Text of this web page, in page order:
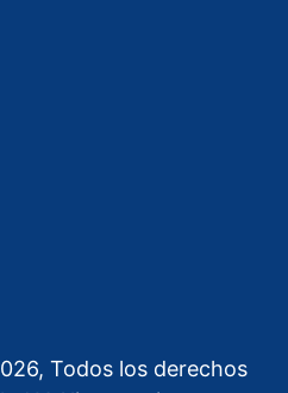
Todos los derechos